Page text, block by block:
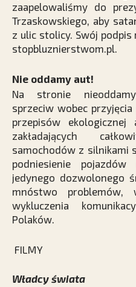
zaapelowaliśmy do
Trzaskowskiego, aby
z ulic stolicy. Swój
stopbluznierstwom.pl.
Nie oddamy aut!
Na stronie
sprzeciw wobec
przepisów ekologicznej
zakładających
samochodów z silnikami
podniesienie
jedynego dozwolonego
mnóstwo
wykluczenia
Polaków.
FILMY
Władcy świata